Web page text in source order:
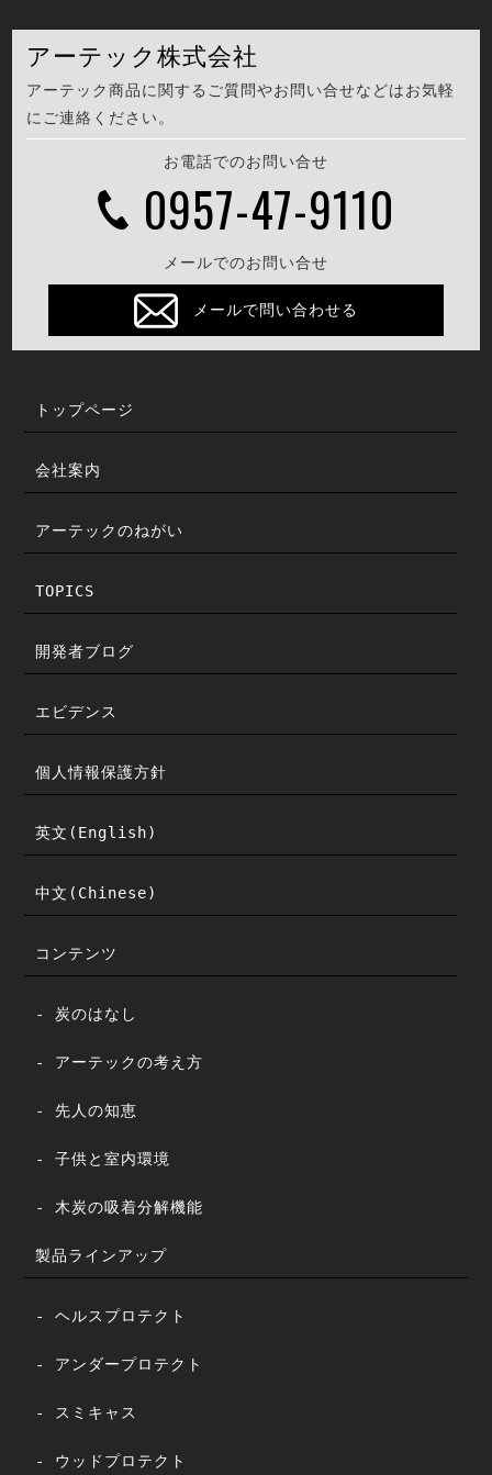
アーテック株式会社
アーテック商品に関するご質問やお問い合せなどはお気軽
にご連絡ください。
お電話でのお問い合せ
0957-47-9110
メールでのお問い合せ
メールで問い合わせる
トップページ
会社案内
アーテックのねがい
TOPICS
開発者ブログ
エビデンス
個人情報保護方針
英文(English)
中文(Chinese)
コンテンツ
- 炭のはなし
- アーテックの考え方
- 先人の知恵
- 子供と室内環境
- 木炭の吸着分解機能
製品ラインアップ
- ヘルスプロテクト
- アンダープロテクト
- スミキャス
- ウッドプロテクト